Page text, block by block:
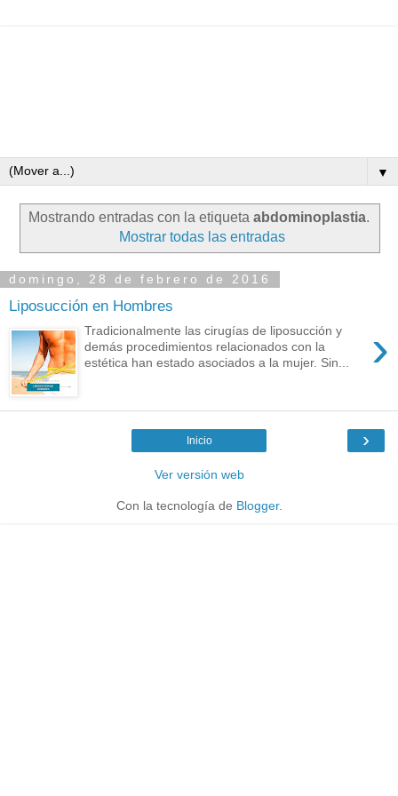
▼
Mostrando entradas con la etiqueta abdominoplastia.
Mostrar todas las entradas
domingo, 28 de febrero de 2016
Liposucción en Hombres
›
Tradicionalmente las cirugías de liposucción y
demás procedimientos relacionados con la
estética han estado asociados a la mujer. Sin...
›
Inicio
Ver versión web
Con la tecnología de Blogger.